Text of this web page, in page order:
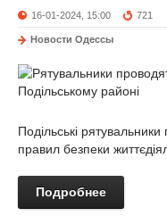
16-01-2024, 15:00 721
Новости Одессы
Подільські
правил безпеки
Подробнее